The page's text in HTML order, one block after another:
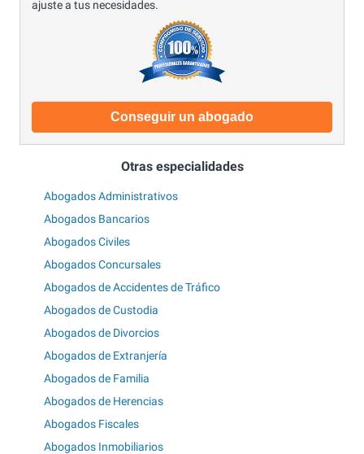
ajuste a tus necesidades.
Conseguir un abogado
Otras especialidades
Abogados Administrativos
Abogados Bancarios
Abogados Civiles
Abogados Concursales
Abogados de Accidentes de Tráfico
Abogados de Custodia
Abogados de Divorcios
Abogados de Extranjería
Abogados de Familia
Abogados de Herencias
Abogados Fiscales
Abogados Inmobiliarios